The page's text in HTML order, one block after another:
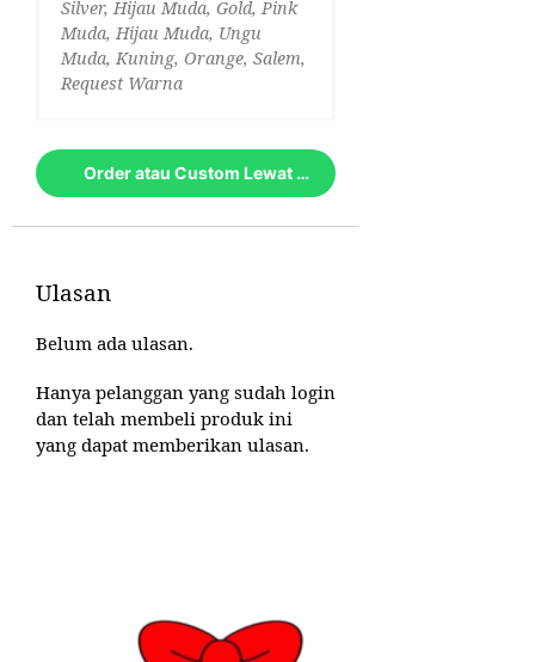
Silver, Hijau Muda, Gold, Pink
Muda, Hijau Muda, Ungu
Muda, Kuning, Orange, Salem,
Request Warna
Order atau Custom Lewat Whatsapp
Ulasan
Belum ada ulasan.
Hanya pelanggan yang sudah login
dan telah membeli produk ini
yang dapat memberikan ulasan.